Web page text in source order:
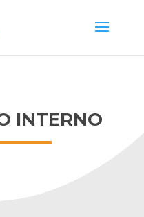
INTERNO